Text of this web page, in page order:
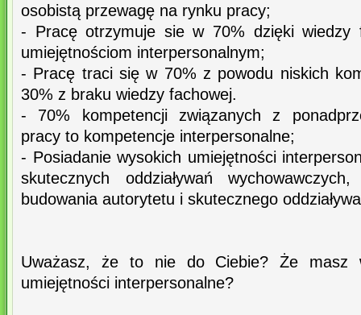
osobistą przewagę na rynku pracy;
- Pracę otrzymuje sie w 70% dzięki wiedzy
umiejętnościom interpersonalnym;
- Pracę traci się w 70% z powodu niskich
30% z braku wiedzy fachowej.
- 70% kompetencji związanych z
pracy to kompetencje interpersonalne;
- Posiadanie wysokich umiejętności
skutecznych oddziaływań
budowania autorytetu i skutecznego
Uważasz, że to nie do Ciebie? Że masz
umiejętności interpersonalne?